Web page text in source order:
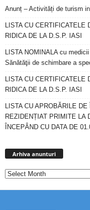
Anunț – Activități de turism
LISTA CU
RIDICA DE LA D.S.P. IASI
LISTA NOMINALA cu
Sănătăţii de schimbare a
LISTA CU CERTIFICATELE
RIDICA DE LA D.S.P. IASI
LISTA CU APROBĂRILE
REZIDENȚIAT PRIMITE LA
ÎNCEPÂND CU DATA DE
Arhiva anunturi